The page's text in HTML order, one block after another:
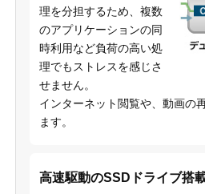
理を分担するため、複数
のアプリケーションの同
時利用など負荷の高い処
理でもストレスを感じさ
せません。
インターネット閲覧や、動画の
ます。
高速駆動のSSDドライブ搭